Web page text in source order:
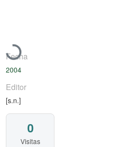
Cargando...
Fecha
2004
Editor
[s.n.]
0
Visitas